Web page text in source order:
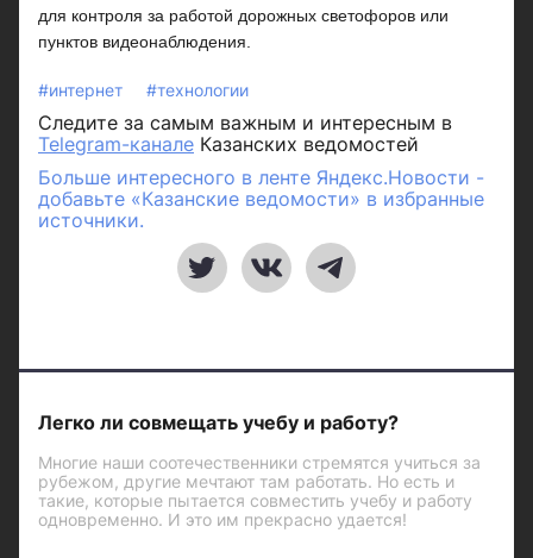
для контроля за работой дорожных светофоров или
пунктов видеонаблюдения.
#интернет #технологии
Следите за самым важным и интересным в
Telegram-канале Казанских ведомостей
Больше интересного в ленте Яндекс.Новости -
добавьте «Казанские ведомости» в избранные
источники.
Легко ли совмещать учебу и работу?
Многие наши соотечественники стремятся учиться за
рубежом, другие мечтают там работать. Но есть и
такие, которые пытается совместить учебу и работу
одновременно. И это им прекрасно удается!